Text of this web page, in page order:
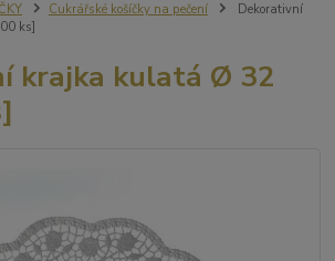
Cukrářské košíčky na pečení
Dekorativní
ks]
krajka kulatá Ø 32